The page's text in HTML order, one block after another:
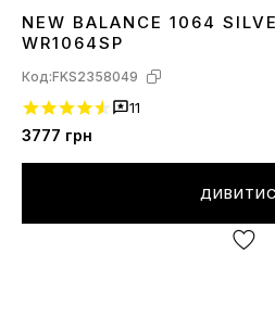
3640
NEW BALANCE 1064
WR1064SP
Код:FKS2358049
11
3777 грн